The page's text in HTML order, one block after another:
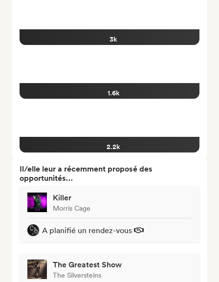
3k
1.6k
2.2k
Il/elle leur a récemment proposé des
opportunités…
Killer
Morris Cage
A planifié un rendez-vous
The Greatest Show
The Silversteins